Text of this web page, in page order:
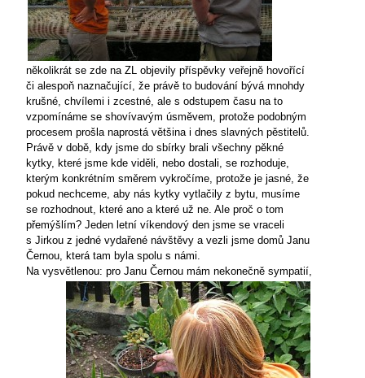
několikrát se zde na ZL objevily příspěvky veřejně hovořící
či alespoň naznačující, že právě to budování bývá mnohdy
krušné, chvílemi i zcestné, ale s odstupem času na to
vzpomínáme se shovívavým úsměvem, protože podobným
procesem prošla naprostá většina i dnes slavných pěstitelů.
Právě v době, kdy jsme do sbírky brali všechny pěkné
kytky, které jsme kde viděli, nebo dostali, se rozhoduje,
kterým konkrétním směrem vykročíme, protože je jasné, že
pokud nechceme, aby nás kytky vytlačily z bytu, musíme
se rozhodnout, které ano a které už ne. Ale proč o tom
přemýšlím? Jeden letní víkendový den jsme se vraceli
s Jirkou z jedné vydařené návštěvy a vezli jsme domů Janu
Černou, která tam byla spolu s námi.
Na vysvětlenou: pro Janu Černou mám nekonečně sympatií,